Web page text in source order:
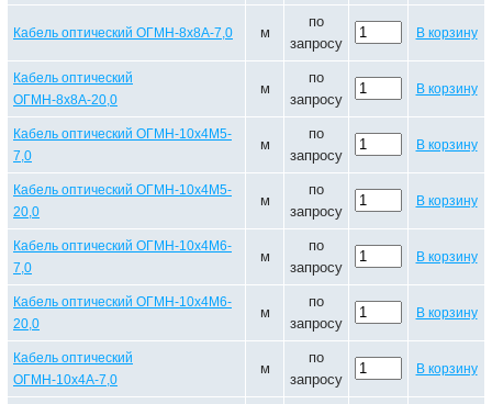
Кабель оптический ОГМН-8х8А-7,0 м
по
запросу
В корзину
Кабель оптический
ОГМН-8х8А-20,0
м
по
запросу
В корзину
Кабель оптический ОГМН-10х4М5-
7,0
м
по
запросу
В корзину
Кабель оптический ОГМН-10х4М5-
20,0
м
по
запросу
В корзину
Кабель оптический ОГМН-10х4М6-
7,0
м
по
запросу
В корзину
Кабель оптический ОГМН-10х4М6-
20,0
м
по
запросу
В корзину
Кабель оптический
ОГМН-10х4А-7,0
м
по
запросу
В корзину